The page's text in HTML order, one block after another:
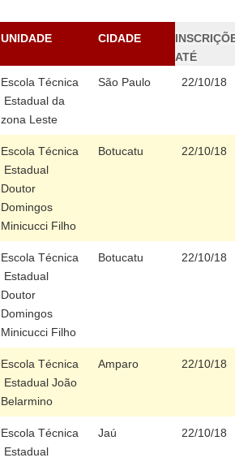
UNIDADE CIDADE
ATÉ
Escola Técnica
Estadual da
zona Leste
São Paulo 22/10/18
Escola Técnica
Estadual
Doutor
Domingos
Minicucci Filho
Botucatu 22/10/18
Escola Técnica
Estadual
Doutor
Domingos
Minicucci Filho
Botucatu 22/10/18
Escola Técnica
Estadual João
Belarmino
Amparo 22/10/18
Escola Técnica
Estadual
Jaú 22/10/18